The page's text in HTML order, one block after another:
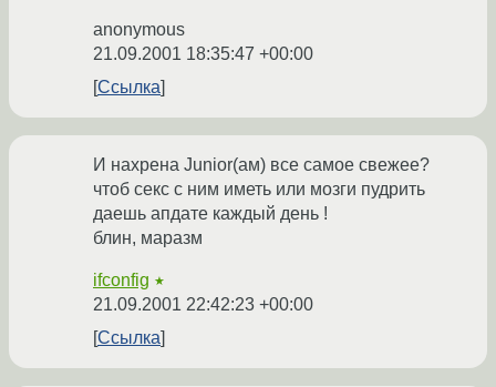
anonymous
21.09.2001 18:35:47 +00:00
Ссылка
И нахрена Junior(ам) все самое свежее?
чтоб секс с ним иметь или мозги пудрить
даешь апдате каждый день !
блин, маразм
ifconfig ★
21.09.2001 22:42:23 +00:00
Ссылка